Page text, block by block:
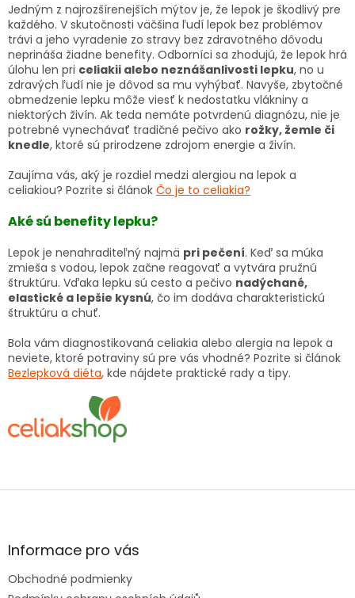
Jedným z najrozšírenejších mýtov je, že lepok je škodlivý pre
každého. V skutočnosti väčšina ľudí lepok bez problémov
trávi a jeho vyradenie zo stravy bez zdravotného dôvodu
neprináša žiadne benefity. Odborníci sa zhodujú, že lepok hrá
úlohu len pri celiakii alebo neznášanlivosti lepku, no u
zdravých ľudí nie je dôvod sa mu vyhýbať. Navyše, zbytočné
obmedzenie lepku môže viesť k nedostatku vlákniny a
niektorých živín. Ak teda nemáte potvrdenú diagnózu, nie je
potrebné vynechávať tradičné pečivo ako rožky, žemle či
knedle, ktoré sú prirodzene zdrojom energie a živín.
Zaujíma vás, aký je rozdiel medzi alergiou na lepok a
celiakiou? Pozrite si článok Čo je to celiakia?
Aké sú benefity lepku?
Lepok je nenahraditeľný najmä pri pečení. Keď sa múka
zmieša s vodou, lepok začne reagovať a vytvára pružnú
štruktúru. Vďaka lepku sú cesto a pečivo nadýchané,
elastické a lepšie kysnú, čo im dodáva charakteristickú
štruktúru a chuť.
Bola vám diagnostikovaná celiakia alebo alergia na lepok a
neviete, ktoré potraviny sú pre vás vhodné? Pozrite si článok
Bezlepková diéta, kde nájdete praktické rady a tipy.
Z
äInformace pro vás
Obchodné podmienky